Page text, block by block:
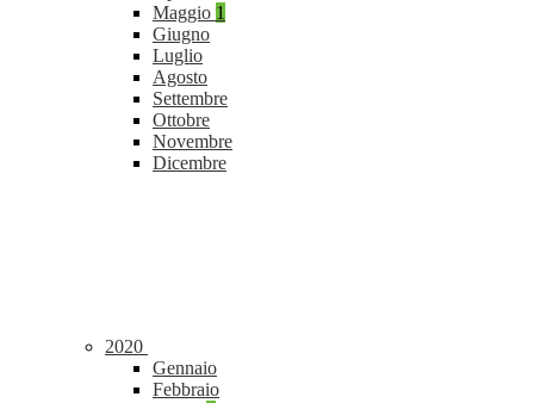
Maggio 1
Giugno
Luglio
Agosto
Settembre
Ottobre
Novembre
Dicembre
2020
Gennaio
Febbraio